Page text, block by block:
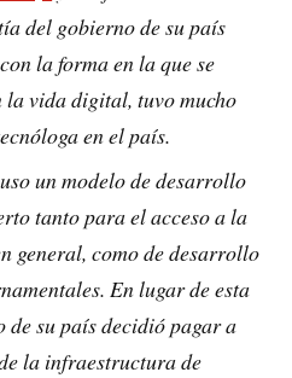
del gobierno de su país
la forma en la que se
la vida digital, tuvo mucho
en el país.
un modelo de desarrollo
tanto para el acceso a la
general, como de desarrollo
En lugar de esta
de su país decidió pagar a
la infraestructura de